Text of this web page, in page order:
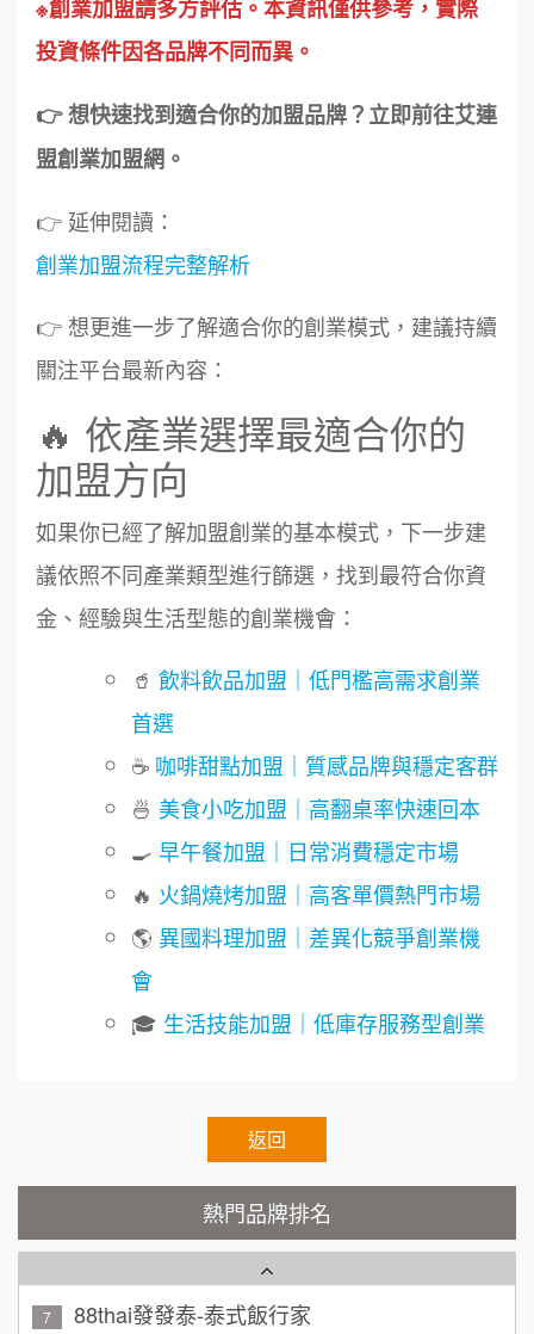
※創業加盟請多方評估。本資訊僅供參考，實際
投資條件因各品牌不同而異。
👉 想快速找到適合你的加盟品牌？立即前往艾連
盟創業加盟網。
👉 延伸閱讀：
創業加盟流程完整解析
👉 想更進一步了解適合你的創業模式，建議持續
關注平台最新內容：
🔥 依產業選擇最適合你的
加盟方向
如果你已經了解加盟創業的基本模式，下一步建
議依照不同產業類型進行篩選，找到最符合你資
金、經驗與生活型態的創業機會：
🥤 飲料飲品加盟｜低門檻高需求創業
首選
☕ 咖啡甜點加盟｜質感品牌與穩定客群
🍜 美食小吃加盟｜高翻桌率快速回本
🍳 早午餐加盟｜日常消費穩定市場
🔥 火鍋燒烤加盟｜高客單價熱門市場
🌎 異國料理加盟｜差異化競爭創業機
會
🎓 生活技能加盟｜低庫存服務型創業
返回
熱門品牌排名
6 鼎威維修
88thai發發泰-泰式飯行家
呷尚寶
SHARE TEA歇腳亭
TEA TOP台灣第一味
Cozy coffee可集咖啡
秉宏小米甜甜圈
鼎威維修
7 88thai發發泰-泰式飯行家
8 呷尚寶
周 先生/小姐
徐 先生/小姐 新北市
加盟預算
何 先生/小姐 台南
呂 先生/小姐 新竹市
加盟預算 200萬~400萬
顏 先生/小姐 台北市
100萬 ~ 200萬
廖 先生/小姐
加盟預算 200萬~300萬
加盟預算